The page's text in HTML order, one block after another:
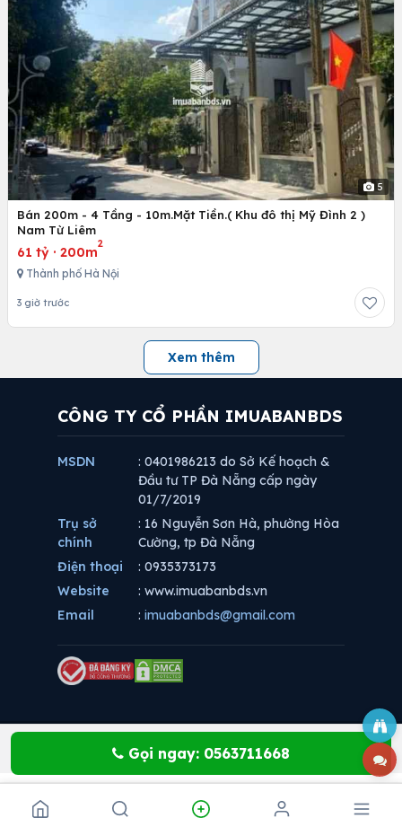
5
Bán 200m - 4 Tầng - 10m.Mặt Tiền.( Khu đô thị Mỹ Đình 2 )
Nam Từ Liêm
61 tỷ · 200m
2
Thành phố Hà Nội
3 giờ trước
Xem thêm
Gọi ngay: 0563711668
CÔNG TY CỔ PHẦN IMUABANBDS
MSDN
: 0401986213 do Sở Kế hoạch &
Đầu tư TP Đà Nẵng cấp ngày
01/7/2019
Trụ sở
chính
: 16 Nguyễn Sơn Hà, phường Hòa
Cường, tp Đà Nẵng
Điện thoại
: 0935373173
Website
: www.imuabanbds.vn
Email
: imuabanbds@gmail.com